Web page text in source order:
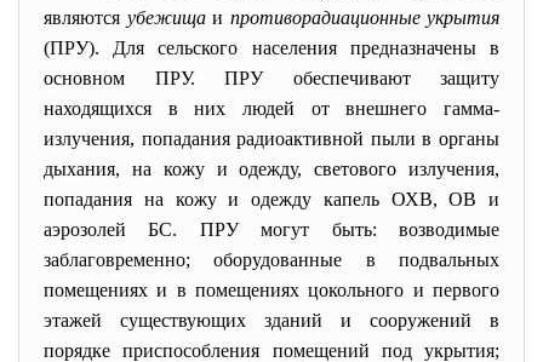
являются убежища и противорадиационные укрытия
(ПРУ). Для сельского населения предназначены в
основном ПРУ. ПРУ обеспечивают защиту
находящихся в них людей от внешнего гамма-
излучения, попадания радиоактивной пыли в органы
дыхания, на кожу и одежду, светового излучения,
попадания на кожу и одежду капель ОХВ, ОВ и
аэрозолей БС. ПРУ могут быть: возводимые
заблаговременно; оборудованные в подвальных
помещениях и в помещениях цокольного и первого
этажей существующих зданий и сооружений в
порядке приспособления помещений под укрытия;